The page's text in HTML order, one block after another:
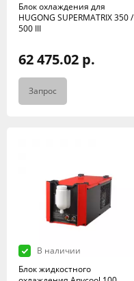
Блок охлаждения для
HUGONG SUPERMATRIX 350 /
500 III
62 475.02 р.
Запрос
В наличии
Блок жидкостного